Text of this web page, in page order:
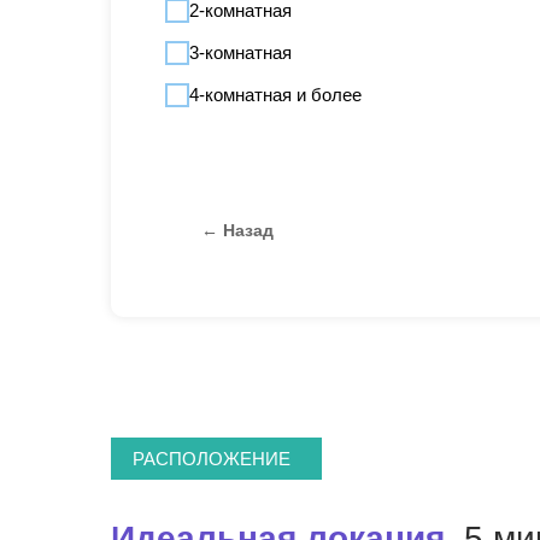
2-комнатная
3-комнатная
4-комнатная и более
← Назад
РАСПОЛОЖЕНИЕ